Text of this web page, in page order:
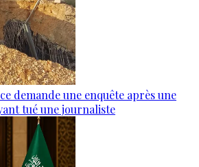
demande une enquête après une
tué une journaliste